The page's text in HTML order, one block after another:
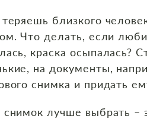
теряешь близкого
Что делать, если
краска осыпалась?
на документы,
снимка и придать
снимок лучше выбрать –